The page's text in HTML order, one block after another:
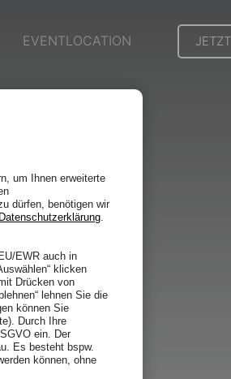
EVENTLOCATION
um Ihnen erweiterte
dürfen, benötigen wir
.
EWR auch in
klicken
Drücken von
lehnen Sie die
können Sie
Durch Ihre
ein. Der
Es besteht bspw.
können, ohne